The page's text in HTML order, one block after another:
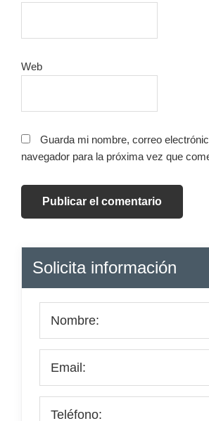
Web
Guarda mi nombre, correo
navegador para la próxima vez que
Barra
lateral
principal
Solicita información